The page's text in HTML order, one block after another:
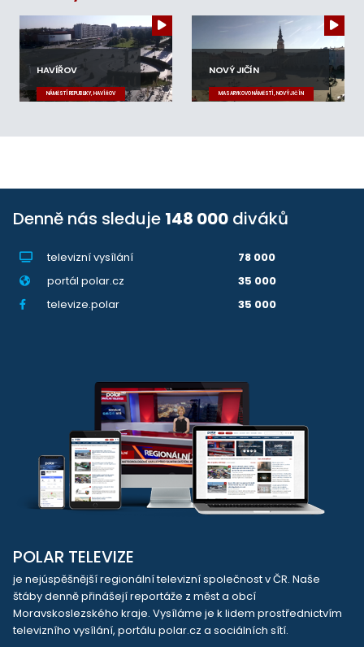
HAVÍŘOV
NÁMĚSTÍ REPUBLIKY, HAVÍŘOV
NOVÝ JIČÍN
MASARYKOVO NÁMĚSTÍ, NOVÝ JIČÍN
Denně nás sleduje 148 000 diváků
televizní vysílání
78 000
portál polar.cz
35 000
televize.polar
35 000
POLAR TELEVIZE
je nejúspěšnější regionální televizní společnost v ČR. Naše
štáby denně přinášejí reportáže z měst a obcí
Moravskoslezského kraje. Vysíláme je k lidem prostřednictvím
televizního vysílání, portálu polar.cz a sociálních sítí.